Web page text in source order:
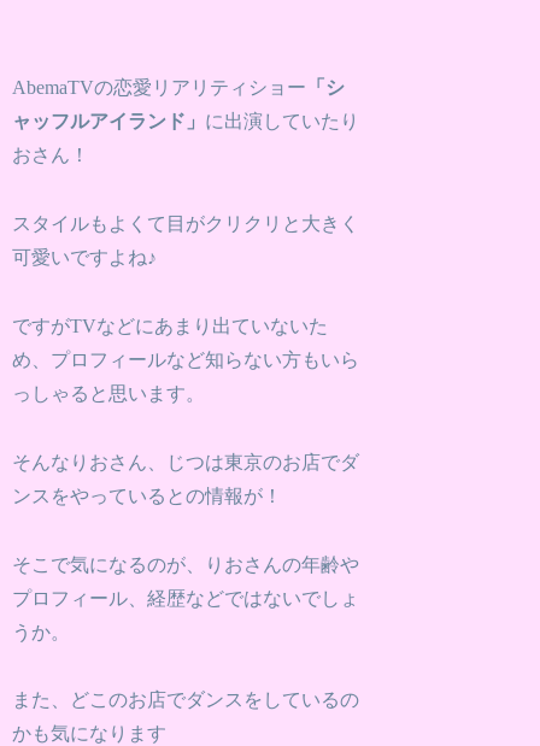
AbemaTVの恋愛リアリティショー 「シ
ャッフルアイランド」 に出演していたり
おさん！
スタイルもよくて目がクリクリと大きく
可愛いですよね♪
ですがTVなどにあまり出ていないた
め、プロフィールなど知らない方もいら
っしゃると思います。
そんなりおさん、じつは東京のお店でダ
ンスをやっているとの情報が！
そこで気になるのが、りおさんの年齢や
プロフィール、経歴などではないでしょ
うか。
また、どこのお店でダンスをしているの
かも気になります